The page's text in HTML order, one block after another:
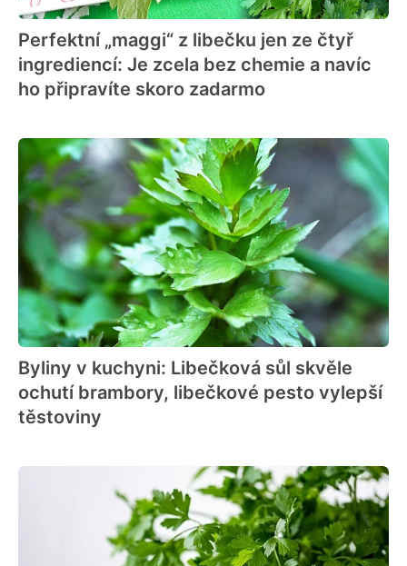
Perfektní „maggi“ z libečku jen ze čtyř
ingrediencí: Je zcela bez chemie a navíc
ho připravíte skoro zadarmo
Byliny v kuchyni: Libečková sůl skvěle
ochutí brambory, libečkové pesto vylepší
těstoviny